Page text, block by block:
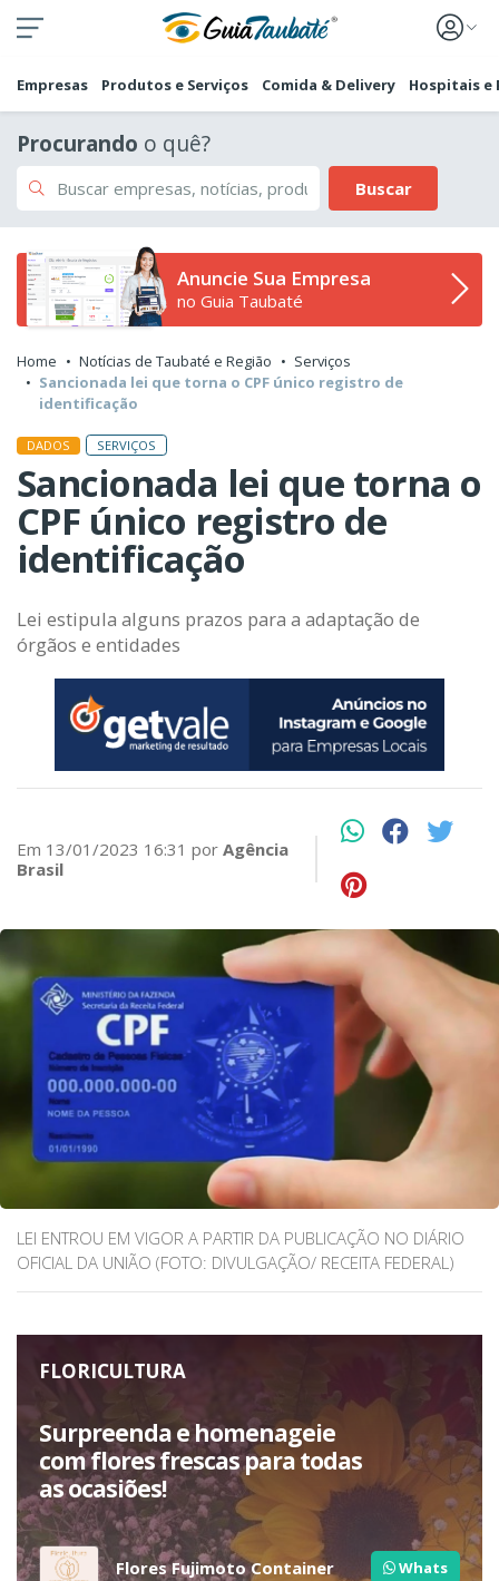
Empresas Produtos e Serviços Comida & Delivery Hospitais e
Procurando o quê?
Buscar
Anuncie Sua Empresa
no Guia Taubaté
Home Notícias de Taubaté e Região
Serviços
Sancionada lei que torna o CPF único registro de
identificação
DADOS SERVIÇOS
Sancionada lei que torna o
CPF único registro de
identificação
Lei estipula alguns prazos para a adaptação de
órgãos e entidades
Em 13/01/2023 16:31 por Agência
Brasil
LEI ENTROU EM VIGOR A PARTIR DA PUBLICAÇÃO NO DIÁRIO
OFICIAL DA UNIÃO (FOTO: DIVULGAÇÃO/ RECEITA FEDERAL)
FLORICULTURA
Surpreenda e homenageie
com flores frescas para todas
as ocasiões!
Flores Fujimoto Container Whats